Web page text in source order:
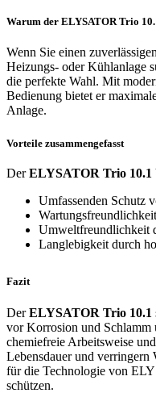
Warum der ELYSATOR Trio
Wenn Sie einen
Heizungs- oder Kühlanlage
die perfekte Wahl. Mit
Bedienung bietet er
Anlage.
Vorteile zusammengefasst
DerELYSATOR Trio 10.1
Umfassenden Schutz
Umweltfreundlichkeit
Langlebigkeit durch
Fazit
DerELYSATOR Trio 10.1
vor Korrosion und Schlamm
chemiefreie Arbeitsweise
Lebensdauer und verringern
für die Technologie von
schützen.